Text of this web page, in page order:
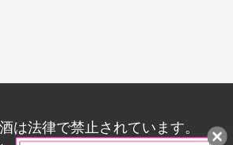
は法律で禁止されています。